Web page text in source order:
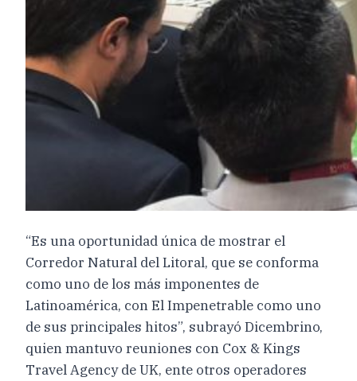
“Es una oportunidad única de mostrar el
Corredor Natural del Litoral, que se conforma
como uno de los más imponentes de
Latinoamérica, con El Impenetrable como uno
de sus principales hitos”, subrayó Dicembrino,
quien mantuvo reuniones con Cox & Kings
Travel Agency de UK, ente otros operadores